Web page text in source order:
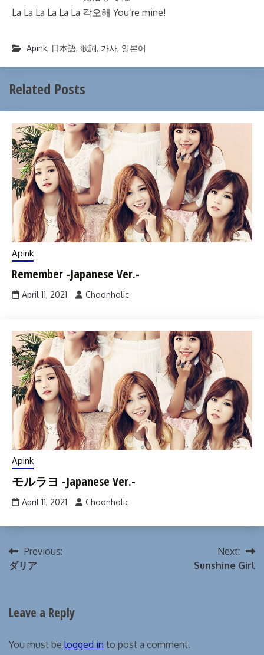
La La La La La La 각오해 You’re mine!
Apink, 日本語, 歌詞, 가사, 일본어
Related Posts
Apink
Remember -Japanese Ver.-
April 11, 2021 Choonholic
Apink
モルラヨ -Japanese Ver.-
April 11, 2021 Choonholic
Post
navigation
Previous:
ダリア
Next:
Sunshine Girl
Leave a Reply
You must be logged in to post a comment.